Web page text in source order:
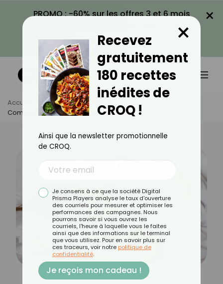
PROMO : -60% sur les offres 3 et 6 mois
VOIR LA PROMO
×
Accueil Actus
Bien-Être
Comment Bien Dormir Avec Des Acouphènes ?
Recevez
gratuitement
180 recettes
inédites de
CROQ !
×
Ainsi que la newsletter promotionnelle
de CROQ.
Je consens à ce que la société Digital
Prisma Players analyse le taux d'ouverture
des courriels pour mesurer et optimiser les
performances des campagnes. Nous
pourrons savoir si vous ouvrez les
courriels, l'heure à laquelle vous le faites
ainsi que des informations sur le terminal
que vous utilisez. Pour en savoir plus sur
ces traceurs, voir notre politique de
confidentialité.
Je reçois mon cadeau !